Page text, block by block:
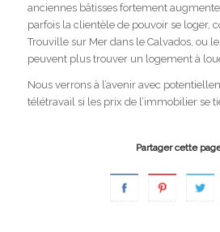
anciennes bâtisses fortement
parfois la clientèle de pouvoir se loger,
Trouville sur Mer dans le Calvados, ou
peuvent plus trouver un logement à
Nous verrons à l’avenir avec
télétravail si les prix de l’immobilier se
Partager cette